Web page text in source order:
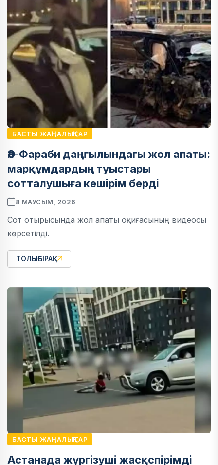
БАСТЫ ЖАҢАЛЫҚТАР
Әл-Фараби даңғылындағы жол апаты:
марқұмдардың туыстары
сотталушыға кешірім берді
8 МАУСЫМ, 2026
Сот отырысында жол апаты оқиғасының видеосы
көрсетілді.
ТОЛЫҒЫРАҚ
БАСТЫ ЖАҢАЛЫҚТАР
Астанада жүргізуші жасқспірімді